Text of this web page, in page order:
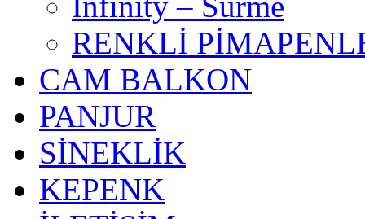
RENKLİ
CAM BALKON
PANJUR
SİNEKLİK
KEPENK